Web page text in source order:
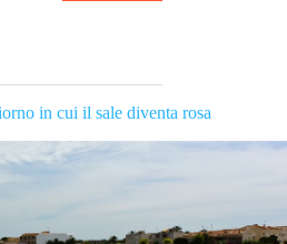
in cui il sale diventa rosa